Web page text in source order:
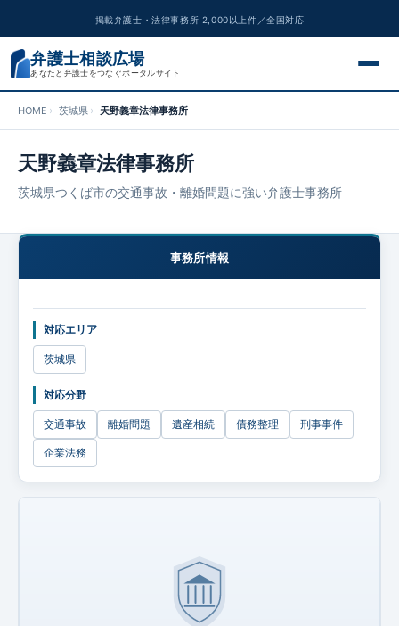
掲載弁護士・法律事務所 2,000以上件／全国対応
弁護士相談広場
あなたと弁護士をつなぐポータルサイト
交通事故
離婚問題
刑事事件
労働問題
企業法務
HOME 茨城県 天野義章法律事務所
天野義章法律事務所
茨城県つくば市の交通事故・離婚問題に強い弁護士事務所
事務所情報
対応エリア
茨城県
対応分野
交通事故 離婚問題 遺産相続 債務整理 刑事事件
企業法務